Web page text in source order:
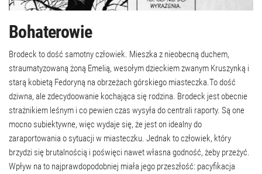
Bohaterowie
Brodeck to dość samotny człowiek. Mieszka z nieobecną duchem,
straumatyzowaną żoną Emelią, wesołym dzieckiem zwanym Kruszynką i
starą kobietą Fedoryną na obrzeżach górskiego miasteczka.To dość
dziwna, ale zdecydoowanie kochająca się rodzina. Brodeck jest obecnie
strażnikiem leśnym i co pewien czas wysyła do centrali raporty. Są one
mocno subiektywne, więc wydaje się, że jest on idealny do
zaraportowania o sytuacji w miasteczku. Jednak to człowiek, który
brzydzi się brutalnością i poświęci nawet własna godność, żeby przeżyć.
Wpływ na to najprawdopodobniej miała jego przeszłość: pacyfikacja